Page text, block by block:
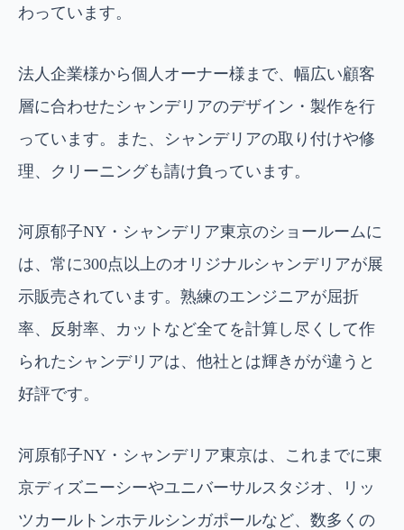
わっています。
法人企業様から個人オーナー様まで、幅広い顧客
層に合わせたシャンデリアのデザイン・製作を行
っています。また、シャンデリアの取り付けや修
理、クリーニングも請け負っています。
河原郁子NY・シャンデリア東京のショールームに
は、常に300点以上のオリジナルシャンデリアが展
示販売されています。熟練のエンジニアが屈折
率、反射率、カットなど全てを計算し尽くして作
られたシャンデリアは、他社とは輝きがが違うと
好評です。
河原郁子NY・シャンデリア東京は、これまでに東
京ディズニーシーやユニバーサルスタジオ、リッ
ツカールトンホテルシンガポールなど、数多くの